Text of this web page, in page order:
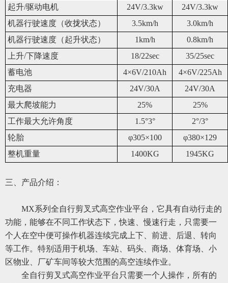
起升/驱动电机
24V/3.3kw
24V/3.3kw
机器行驶速度（收拢状态）
3.5km/h
3.0km/h
机器行驶速度（起升状态）
1km/h 0.8km/h
上升/下降速度
18/22sec
35/25sec
蓄电池
4×6V/210Ah
4×6V/225Ah
充电器
24V/30A
24V/30A
最大爬坡能力
25%
25%
工作最大允许角度
1.5°3°
2°/3°
轮胎
φ305×100
φ380×129
整机重量
1400KG 1945KG
三、 产品介绍：
MX系列全自行剪叉式高空作业平台，它具有自动行走的
功能，能够在不同工作状态下，快速、慢速行走，只需要一
个人在空中便可操作机器连续完成上下、前进、后退、转向
等工作。特别适用于机场、车站、码头、商场、体育场、小
区物业、厂矿车间等较大范围的高空连续作业。
全自行剪叉式高空作业平台只需要一个人操作，所有的